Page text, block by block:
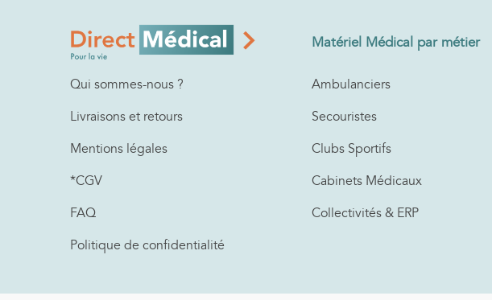
Qui sommes-nous ?
Livraisons et retours
Mentions légales
*CGV
FAQ
Politique de confidentialité
Matériel Médical par métier
Ambulanciers
Secouristes
Clubs Sportifs
Cabinets Médicaux
Collectivités & ERP